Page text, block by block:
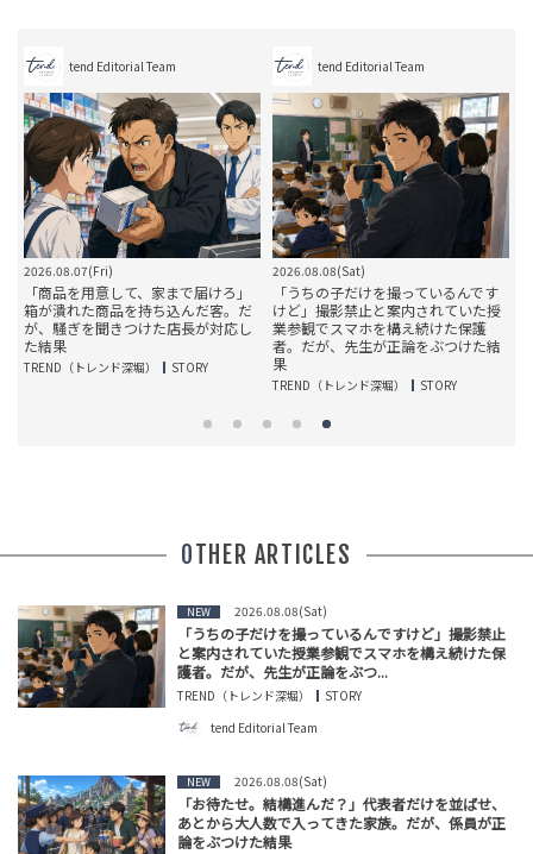
tend Editorial Team
2026.08.07(Fri)
「商品を用意して、家まで届けろ」
箱が潰れた商品を持ち込んだ客。だ
が、騒ぎを聞きつけた店長が対応し
た結果
TREND（トレンド深堀） STORY
tend Editorial Team
2026.08.08(Sat)
「うちの子だけを撮っているんです
けど」撮影禁止と案内されていた授
業参観でスマホを構え続けた保護
者。だが、先生が正論をぶつけた結
果
TREND（トレンド深堀） STORY
OTHER ARTICLES
NEW 2026.08.08(Sat)
「うちの子だけを撮っているんですけど」撮影禁止
と案内されていた授業参観でスマホを構え続けた保
護者。だが、先生が正論をぶつ...
TREND（トレンド深堀）
STORY
tend Editorial Team
NEW 2026.08.08(Sat)
「お待たせ。結構進んだ？」代表者だけを並ばせ、
あとから大人数で入ってきた家族。だが、係員が正
論をぶつけた結果